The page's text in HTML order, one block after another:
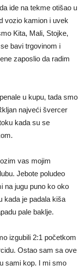
ide na tekme otišao u
vozio kamion i uvek
Kita, Mali, Stojke,
bavi trgovinom i
zaposlio da radim
u kupu, tada smo
najveći švercer
kada su se
vas mojim
Jebote poludeo
na jugu puno ko oko
kada je padala kiša
pale baklje.
izgubili 2:1 početkom
Ostao sam sa ove
sami kop. I mi smo